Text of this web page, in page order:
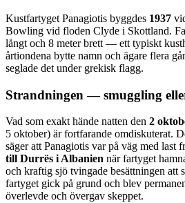
Kustfartyget Panagiotis byggdes 1937
Bowling vid floden Clyde i Skottland.
långt och 8 meter brett — ett typiskt
årtiondena bytte namn och ägare flera
seglade det under grekisk flagg.
Strandningen — smuggling
Vad som exakt hände natten den 2
5 oktober) är fortfarande omdiskuterat.
säger att Panagiotis var på väg med last
till Durrës i Albanien när fartyget
och kraftig sjö tvingade besättningen att
fartyget gick på grund och blev
överlevde och övergav skeppet.